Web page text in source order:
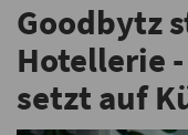
Goodbytz
Hotellerie
setzt auf